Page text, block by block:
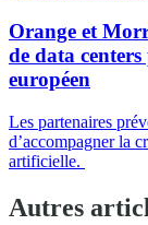
Orange et
de data
européen
Les partenaires
d’accompagner la
artificielle.
Autres